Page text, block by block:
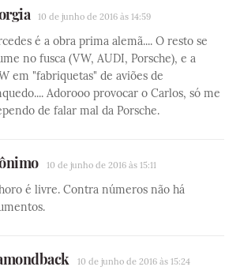
10 de junho de 2016 às 14:59
é a obra prima alemã.... O resto se
no fusca (VW, AUDI, Porsche), e a
em "fabriquetas" de aviões de
Adorooo provocar o Carlos, só me
de falar mal da Porsche.
10 de junho de 2016 às 15:11
é livre. Contra números não há
10 de junho de 2016 às 15:24